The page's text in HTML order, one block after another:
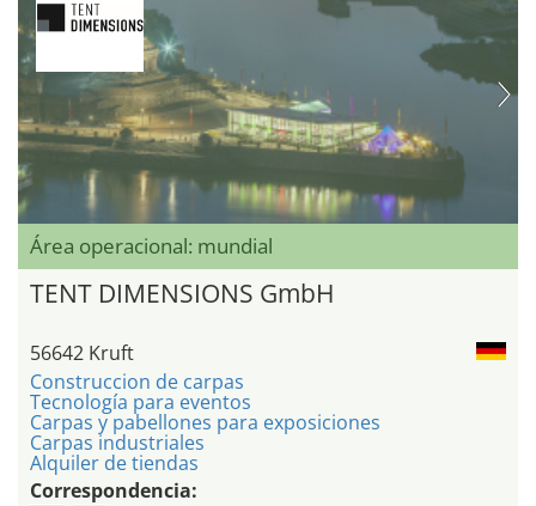
Área operacional: mundial
TENT DIMENSIONS GmbH
56642 Kruft
Construccion de carpas
Tecnología para eventos
Carpas y pabellones para exposiciones
Carpas industriales
Alquiler de tiendas
Correspondencia: